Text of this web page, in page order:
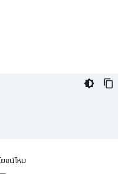
ชน์ไหม